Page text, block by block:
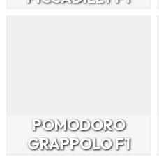
POMODORO
GRAPPOLO F1